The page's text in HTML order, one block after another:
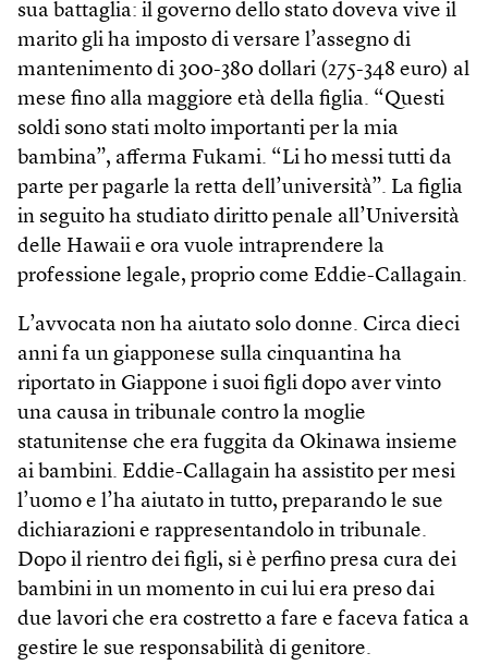
sua battaglia: il governo dello stato doveva vive il
marito gli ha imposto di versare l’assegno di
mantenimento di 300-380 dollari (275-348 euro) al
mese fino alla maggiore età della figlia. “Questi
soldi sono stati molto importanti per la mia
bambina”, afferma Fukami. “Li ho messi tutti da
parte per pagarle la retta dell’università”. La figlia
in seguito ha studiato diritto penale all’Università
delle Hawaii e ora vuole intraprendere la
professione legale, proprio come Eddie-Callagain.
L’avvocata non ha aiutato solo donne. Circa dieci
anni fa un giapponese sulla cinquantina ha
riportato in Giappone i suoi figli dopo aver vinto
una causa in tribunale contro la moglie
statunitense che era fuggita da Okinawa insieme
ai bambini. Eddie-Callagain ha assistito per mesi
l’uomo e l’ha aiutato in tutto, preparando le sue
dichiarazioni e rappresentandolo in tribunale.
Dopo il rientro dei figli, si è perfino presa cura dei
bambini in un momento in cui lui era preso dai
due lavori che era costretto a fare e faceva fatica a
gestire le sue responsabilità di genitore.